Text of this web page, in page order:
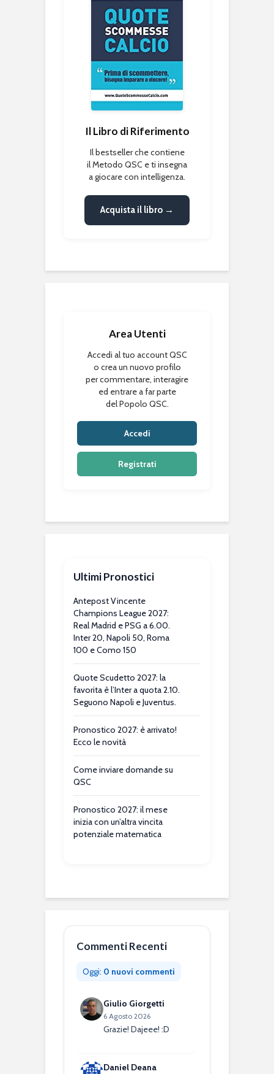
Il Libro di Riferimento
Il bestseller che contiene
il Metodo QSC e ti insegna
a giocare con intelligenza.
Acquista il libro →
Area Utenti
Accedi al tuo account QSC
o crea un nuovo profilo
per commentare, interagire
ed entrare a far parte
del Popolo QSC.
Accedi
Registrati
Ultimi Pronostici
Antepost Vincente
Champions League 2027:
Real Madrid e PSG a 6.00.
Inter 20, Napoli 50, Roma
100 e Como 150
Quote Scudetto 2027: la
favorita è l’Inter a quota 2.10.
Seguono Napoli e Juventus.
Pronostico 2027: è arrivato!
Ecco le novità
Come inviare domande su
QSC
Pronostico 2027: il mese
inizia con un’altra vincita
potenziale matematica
Commenti Recenti
Oggi: 0 nuovi commenti
Giulio Giorgetti
6 Agosto 2026
Grazie! Dajeee! :D
Daniel Deana